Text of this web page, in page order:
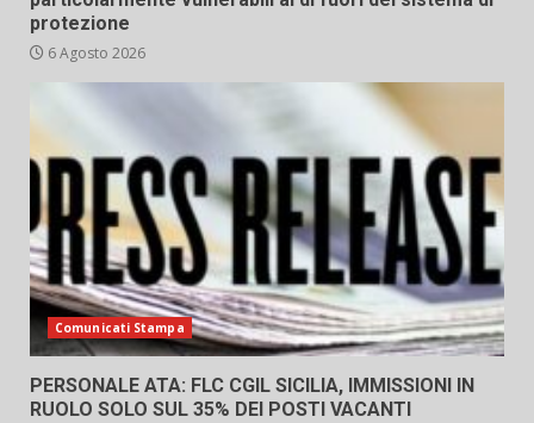
protezione
6 Agosto 2026
Comunicati Stampa
PERSONALE ATA: FLC CGIL SICILIA, IMMISSIONI IN
RUOLO SOLO SUL 35% DEI POSTI VACANTI